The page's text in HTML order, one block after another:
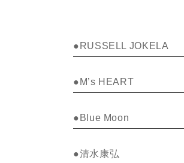
●RUSSELL JOKELA
●M’s HEART
●Blue Moon
●清水康弘